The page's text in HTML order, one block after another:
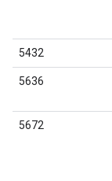
5432
5636
5672